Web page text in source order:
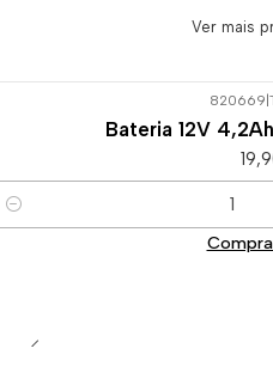
Ver mais
820669
Bateria 12V